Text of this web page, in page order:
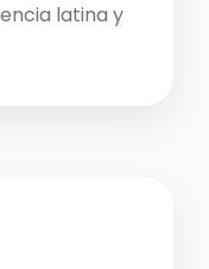
latina y